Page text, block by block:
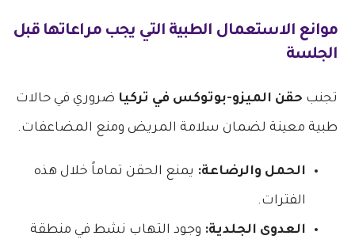
موانع الاستعمال الطبية التي يجب مراعاتها قبل
الجلسة
تجنب حقن الميزو-بوتوكس في تركيا ضروري في حالات
طبية معينة لضمان سلامة المريض ومنع المضاعفات.
الحمل والرضاعة: يمنع الحقن تماماً خلال هذه
الفترات.
العدوى الجلدية: وجود التهاب نشط في منطقة